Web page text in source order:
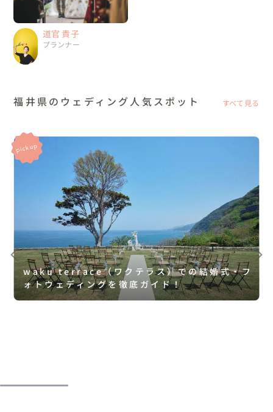
道官 貴子
プランナー
福井県のウェディング人気スポット すべて見る
waku terrace（ワクテラス）での結婚式・フ
ォトウェディングを徹底ガイド！